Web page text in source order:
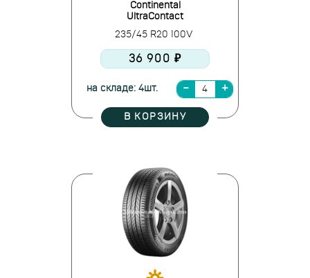
Continental
UltraContact
235/45 R20 100V
36 900 ₽
на складе: 4шт.
В КОРЗИНУ